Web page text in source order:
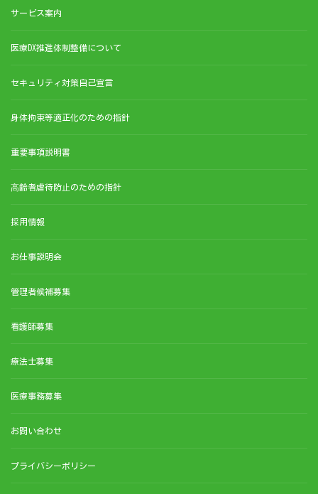
サービス案内
医療DX推進体制整備について
セキュリティ対策自己宣言
身体拘束等適正化のための指針
重要事項説明書
⾼齢者虐待防⽌のための指針
採用情報
お仕事説明会
管理者候補募集
看護師募集
療法士募集
医療事務募集
お問い合わせ
プライバシーポリシー